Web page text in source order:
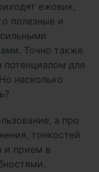
ежовик,
полезные и
Точно также
для
насколько
а про
тонкостей
и прием в